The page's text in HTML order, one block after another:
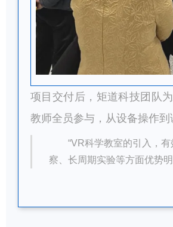
项目交付后，矩道科技团队
教师全员参与，从设备操作
“VR科学教室的引入，
察、长周期实验等方面优势